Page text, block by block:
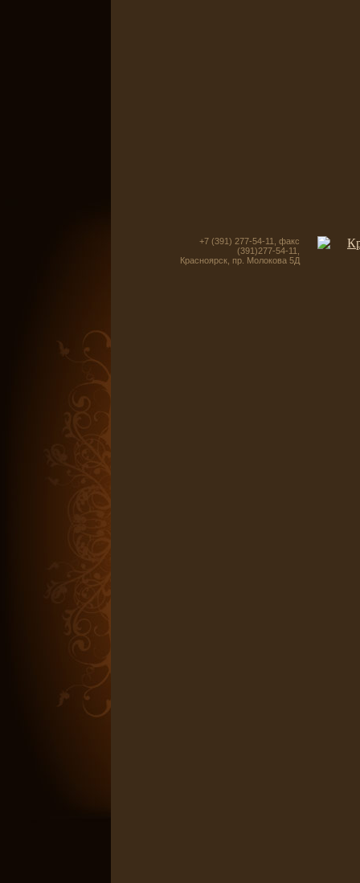
+7 (391) 277-54-11, факс
(391)277-54-11,
Красноярск, пр. Молокова 5Д